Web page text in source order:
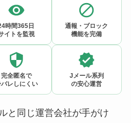
時間365日
イトを監視
通報・ブロック
機能を完備
完全匿名で
バレしにくい
Jメール系列
の安心運営
と同じ運営会社が手がけ